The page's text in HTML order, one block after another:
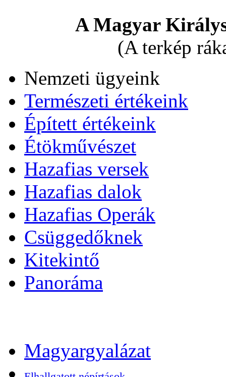
A Magyar
(A terkép
Nemzeti ügyeink
Természeti értékeink
Épített értékeink
Étökművészet
Hazafias versek
Hazafias dalok
Hazafias Operák
Csüggedőknek
Kitekintő
Panoráma
Magyargyalázat